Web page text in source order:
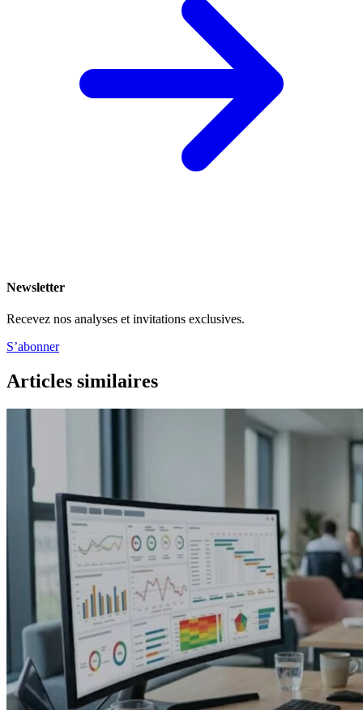
Newsletter
Recevez nos analyses et invitations exclusives.
S’abonner
Articles similaires